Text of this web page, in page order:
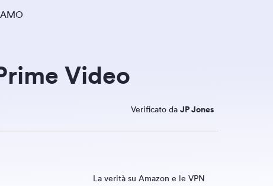
Video
Verificato da JP Jones
La verità su Amazon e le VPN